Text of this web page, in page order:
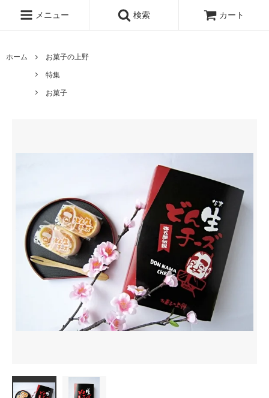
メニュー 検索 カート
ホーム
お菓子の上野
特集
お菓子